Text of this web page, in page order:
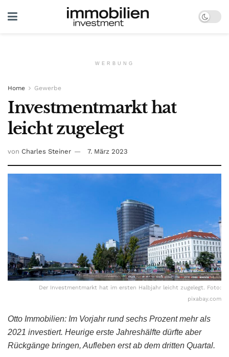
WERBUNG
Home Gewerbe
Investmentmarkt hat
leicht zugelegt
von Charles Steiner 7. März 2023
Der Investmentmarkt hat im ersten Halbjahr leicht zugelegt. Foto:
pixabay.com
Otto Immobilien: Im Vorjahr rund sechs Prozent mehr als
2021 investiert. Heurige erste Jahreshälfte dürfte aber
Rückgänge bringen, Aufleben erst ab dem dritten Quartal.